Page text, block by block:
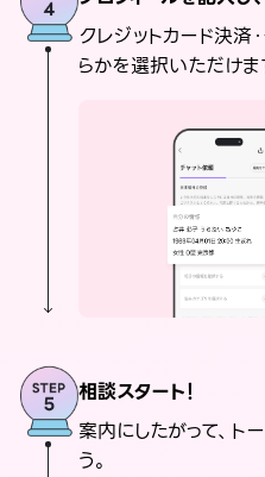
クレジットカード決済
らかを選択いただけま
相談スタート！
案内にしたがって、ト
う。